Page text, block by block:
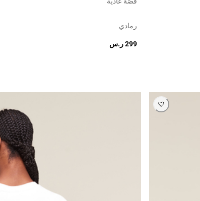
رمادي
299 ر.س